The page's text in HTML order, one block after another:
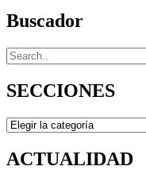
Buscador
SECCIONES
SECCIONES
ACTUALIDAD